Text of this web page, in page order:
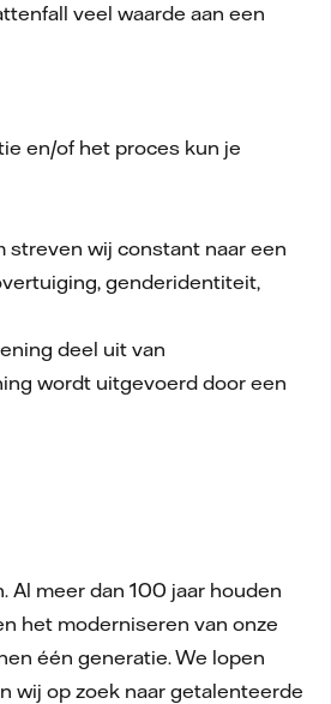
veel waarde aan een
en/of het proces kun je
streven wij constant naar een
genderidentiteit,
deel uit van
wordt uitgevoerd door een
meer dan 100 jaar houden
het moderniseren van onze
één generatie. We lopen
wij op zoek naar getalenteerde